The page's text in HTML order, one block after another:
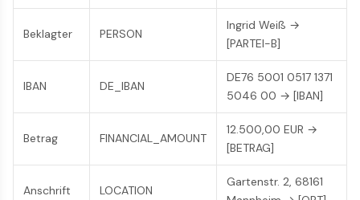
Beklagter PERSON
Ingrid Weiß →
[PARTEI-B]
IBAN DE_IBAN
DE76 5001 0517 1371
5046 00 → [IBAN]
Betrag FINANCIAL_AMOUNT
12.500,00 EUR →
[BETRAG]
Anschrift LOCATION
Gartenstr. 2, 68161